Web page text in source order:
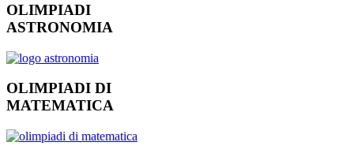
OLIMPIADI
ASTRONOMIA
OLIMPIADI DI
MATEMATICA